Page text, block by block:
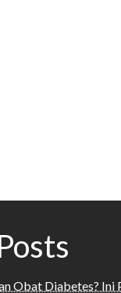
Obat Diabetes? Ini